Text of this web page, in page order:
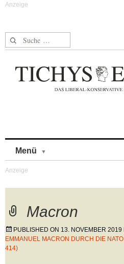
Suche nach:
Menü
Macron
PUBLISHED ON 13. NOVEMBER 2019
EMMANUEL MACRON DURCH DIE NATO
414)